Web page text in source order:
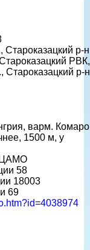
р-н
РВК,
Староказацкий р-н
варм.
1500 м, у
ЦАМО
58
18003
69